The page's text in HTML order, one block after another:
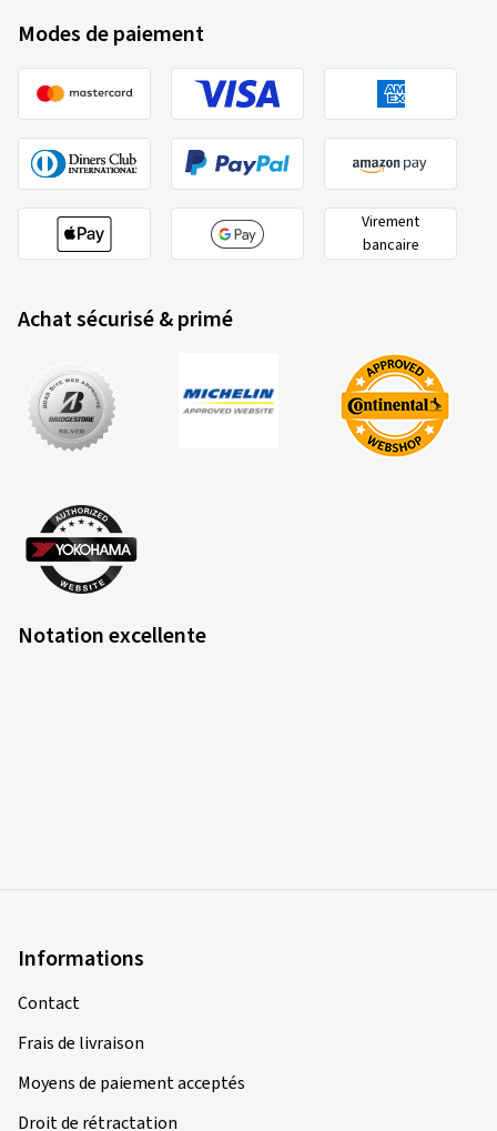
Modes de paiement
Virement
bancaire
Achat sécurisé & primé
Notation excellente
Informations
Contact
Frais de livraison
Moyens de paiement acceptés
Droit de rétractation